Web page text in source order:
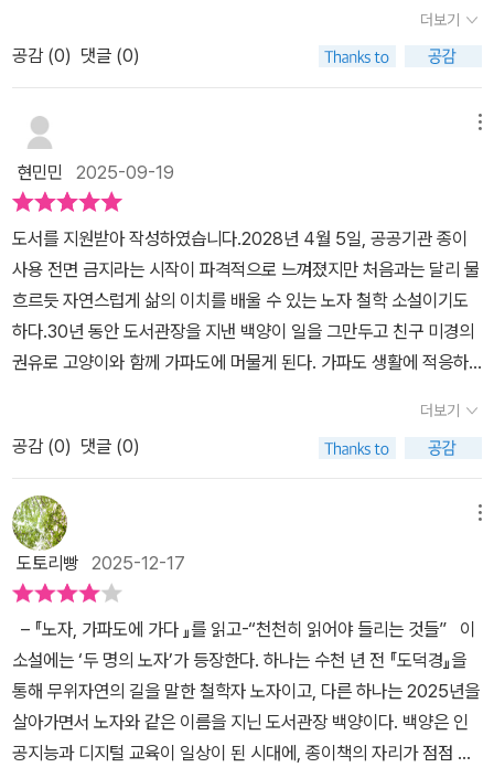
위로들이 가득하다. 덕분에 내 삶을 더 편안하고 행복하게 만들 수 있
을 것만 같다. 고양이를 키우지 않지만 위로를 받는다. -교사를 위
한 도덕경- 주인공 이백양은 교사들을 위한 인문학 강의 교재를 쓴
다. 이른바 ‘교사들을 위한 도덕경’이다. 이 책에서는 주로 젊은 선생
님들을 대상으로 이 강의가 진행되었지만, 나같은 나이든 교사도 참
여할 수 있었다면 더 좋지 않았을까 아쉬웠다. 그리고 학생도 함께 있
었다면 더 의미가 살아날 수 있지 않았을까 생각해보았다. 그리고 가
장 아쉬웠던 건 그 강의 교재 전체가 책에 나오지 않는다는 점이다. 그
강의 교재를 얻을 수만 있다면 당장 나도 제주도로 내려가 인문학 강
의를 들을 수 있을 것만 같은 심정이다. 책 말미에 보면 수강생 중 누
군가가 출간을 하시던데.. 실제로 저자가 다음 작품으로 이 내용을 써
주었으면 좋겠다고 생각했다. 간절히 바란다. “노자가 교육자였다면
간에게는 소통 능력이 있다. 이 소통 능력 안에는 지식과 정보뿐 아니
면서, 서로 기대고 서로 도와가며 살아가는 가운데 행복이 찾아온다.
교육의 목표는 단순히 지식의 전달이 아니라 바로 이 공감의 소통으
로까지 나아가는 것, 그래서 진정으로 지혜롭고 강하고 자족하는 존
공의 일기를 통해 대강 그 내용을 알 수 있지만, 구체적으로 어떤 모습
을 구상했을까. 교육자로서의 노자는 무슨 말을 하고 싶었던 것일까.
소통을 통해 공감하는 능력을 어떻게 키울 수 있으면 좋을까. 지식의
전달을 넘어설 수 있는 구체적인 방법은 무엇일까. 내가 이백양을, 아
니 노자를 만난다면 이런 질문들을 무차별적으로 마구 쏟아낼 것만
기라는 불안한 시대를 살아가는 백양이 가파도로 떠나, 노자의 사상
과 다시 연결되는 과정은 독자인 나에게도 낯선 질문을 던졌다.우리
던 걸까? 이 책은 해답을 직접 말하지 않는다. 다만 독자가 천천히 사
유할 시간을 마련해 주는 방식으로 스스로 질문하게 만든다.2. 섬이
가르쳐주는 소국과민 — 욕망을 줄인다는 용기백양이 처음 마주한 가
파도는 작고 조용하다. 사람도 적고, 모든 것이 느리다.그런데 그 ‘작
음’과 ‘느림’ 속에서 백양은 오히려 마음이 안정되는 경험을 한다.노자
가 꿈꿨던 ‘소국과민’이 거창한 이상향이라기보다 더 많이 갖기 위해
불안해하지 않아도 되는 삶이라는 걸 백양은 비로소 깨닫는다.나 역
시 이 부분에서 오래 멈춰 섰다. 비워야 비로소 행복해지는 삶이라니,
해 갖고 싶어 하는 것 중, 정말 반드시 필요하지 않은 것은 무엇일
까?”수업 연계: ‘경제적 부’ = 행복이라는 공식이 통하지 않는 사례
조사하기 / 미니 토론 진행프로젝트 활동: ‘청소년 버전 소국과민 라
이프’ 1주 체험하기 (소비 절제·디지털 미니멀리즘 등)3. 고양이가 보
여주는 무위자연 — 억지로 하지 않아도 되는 삶이 책에서 가장 따뜻
했던 장면은 백양이 고양이들을 돌보는 과정이다. 고양이는 인간이
정해둔 규칙과 질서를 따르지 않는다. 굳이 인정받으려 하지도, 뭔가
를 쟁취하려고 몸부림치지도 않는다. 그저 있는 그대로 존재하며 충
분해 보인다.백양은 그 모습을 보며 노자의 핵심 “억지로 하지 않는
다”를 몸으로 이해한다.무위자연은 아무것도 안 하자는 말이 아니라,
필요 이상의 힘을 들이지 않고 자연스러운 방식으로 존재하는 삶이라
는 사실을 고양이는 말없이 보여준다.글쓰기 확장 활동: <내가 억지
줄 아는 것과 만족할 줄 아는 것은 한 쌍의 태도다. 알아야 멈춤이 가
능하다. 모르면 있는 것마저 빼앗긴다. 재산도, 명예도, 지위도, 권력
도, 사랑도, 건강도, 생명도 결국은 그 한 끗 차이다.(92쪽)알아야 한
다. 내가 어떤지도 잘 알아야 한다. 내가 어느 것에 더 가깝고 귀하게
수가 없게 된다. 고양이를 돌보던 청년이 '내가 나를 보살피지 않으면
누가 나를 보살피겠어요.'라고 한 말이 딱 맞는 말이다. 내가 나를 보
지 않으면서 다른 이가 나를 보아주길 바라는 것은 맞지 않다. 그러니,
나를 잘 알고 멈출 줄 알아야 한다. 괜한 한 걸음 더, 또 여기까지만
더, 하고 욕심을 부릴 때 화가 닥칠 수 있다. 여기서 그만, 이쯤에서 멈
춤. 잘 할 필요가 있다.나는 세 가지 보물을 지니고 있습니다.첫째는
자애로움이요,둘째는 검소함이고,셋째는 세상에 나서려고 하지 않음
입니다._<도덕경> 67장 중(167쪽)노자는 당대의 사람을 비판한다.
사랑 없는 만용, 절약 없는 소비, 겸손 없는 권력을 추구하는 사람들
다.(168쪽)자애로움, 검소함, 나서지 않음. 잘 명심해두고 싶다. 나에
게도 또한 보물이 될 수 있도록 해야겠다는 생각도 든다. 그 중에서도
나에게 가장 인상적인 부분은, 나서지 않음. 겸손의 자세다. 사람들은
유독 이 겸손에 취약한 것 같다. 누군가로부터 인정받길 원하고 또 나
서서 목소리를 내는 것이 우위에 서는 것이라고 생각한다. 그래서 그
위치와 자리에 대한 욕심을 부린다. 나는 그런 욕심의 싸움터에서 한
발 물러나는 자세가 필요하다고 생각한다. 아마 노자가 생각하는 나
서지 않음이 곧 이런 마음이지 않을까. 나도 그 마음을 잘 따르며 살아
야겠다는 마음을 굳히게 된다.아무래도, <도덕경> 81편의 시를 읽어
유롭게 즐기고 싶게 만드는 책이었습니다.#노자가파도에가다#김경
윤#사계절*사계절출판사 @sakyejul 에서 도서를 제공받아 작성한
설 속 노자는 가파도에서 자기만의 속도로 살아간다. 가파도 일상은
단순히 섬에서의 한가로운 거주가 아닌 삶의 본질에 스스로 물음을
던지게 만들고 나이가 들어서도 잃지 말아야 할 자유와 여유에 관한
이야기였다. 윤여준의 따뜻한 삽화와 함께 노자의 이야기에 잘 스며
들었다. p.37 선과 악을 쉽게 판단하지 않고, 아름다움과 추함의 경계
도 희미해진다. 강경한 태도, 강한 언어, 강한 행동을 꺼린다. 강경함
을 버리니 표도 부드러워진다. 사람들이 나를 보고 편안해 보인다는
말을 많이 한다. 나를 드러내지 않고 사는 삶이 훨씬 자유로운 삶임을
알게 되었다. 뭔가를 하는 것보다 뭔가 하지 않는 데에는 더 큰 용기가
필요하다는 것도 알게 되었다.p.55 노자는 천천히 살기를 요구하나.
거친 숨을 가라앉히고 고요히 들숨과 날숨을 반복하기를 원한다. 한
꺼번에 모든 일을 후다닥 처리하는 것이 아니라, 천천히 하나하나 작
게 쪼개서 정성을 다하여 조심조심 임하기를 기대한다. 작은 일이 큰
일이다. 일상적인 일들 하나하나가 거룩한 일이다. 서두르지 마라.p.1
재이다. 인간은 인공지능과 달리 무한정 지식을 축적할 수 없어 살아
가면서 부단히 필요 없는 것을 지우고, 잘못된 것을 고치고 새로운 것
을 채우는 과정을 겪어야 한다.p.186 도뎍경은 외적인 성취가 아니라
내면적 성찰이 인생에서 중요한 것임을 이야기 합니다. 1등만 좋은 세
상이 아니라 꼴등도 행복하게 살 수 있는 권리가 있음을, 모든 사람은
평등하고, 귀하고, 아름답게 살아갈 자격이 있음을 알려줍니다. 많이
배우는 것이 아니라 잘 살아가는 것이 최상의 지혜임을 말합니다.#노
자가파도에가다 #사계절출판사#김경윤 #저자김경윤 #윤여준 #삽
화윤여준 #노자철학 #노자소설 #북스타그램 #책스타그램이 책은
더보기
공감 (0) 댓글 (0)
현민민 2025-09-19
도서를 지원받아 작성하였습니다.2028년 4월 5일, 공공기관 종이
사용 전면 금지라는 시작이 파격적으로 느껴졌지만 처음과는 달리 물
흐르듯 자연스럽게 삶의 이치를 배울 수 있는 노자 철학 소설이기도
하다.30년 동안 도서관장을 지낸 백양이 일을 그만두고 친구 미경의
권유로 고양이와 함께 가파도에 머물게 된다. 가파도 생활에 적응하
의까지 하게 된다. 각 에피소드마다 노자의 『도덕경』과 연결시켜 백
양이 일기를 쓰는 형식으로 되어 있어 『도덕경』에 쉽게 다가갈 수 있
다.특히 백양이 도서관에서 선생님 대상으로 강의를 했던 <8. 노자를
강의하다>편이 기억에 남는다. 강의 준비를 하며 『도덕경』 1장의 삶
의 방향과 속도에 관한 가르침을 교육의 관점으로 풀어낸 부분이 『도
덕경』의 지혜를 실천할 수 있는 방법을 제시하는 듯했다.고양이 이름
을 짓다 노(老)자가 된 백양의 가파도 생활을 같이 따라가다 보면 『도
덕경』의 지혜, ‘도(道)’, ‘덕(德)’, ‘무위자연(無爲自然)’, 그리고 ‘유
지승강(柔之勝剛)’을 조금은 깨달을 수 있을 것이다.
더보기
공감 (0) 댓글 (0)
도토리빵 2025-12-17
소설에는 ‘두 명의 노자’가 등장한다. 하나는 수천 년 전 『도덕경』을
통해 무위자연의 길을 말한 철학자 노자이고, 다른 하나는 2025년을
살아가면서 노자와 같은 이름을 지닌 도서관장 백양이다. 백양은 인
공지능과 디지털 교육이 일상이 된 시대에, 종이책의 자리가 점점 사